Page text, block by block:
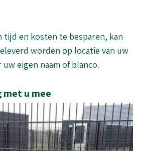
tijd en kosten te besparen, kan
worden op locatie van uw
eigen naam of blanco.
met u mee